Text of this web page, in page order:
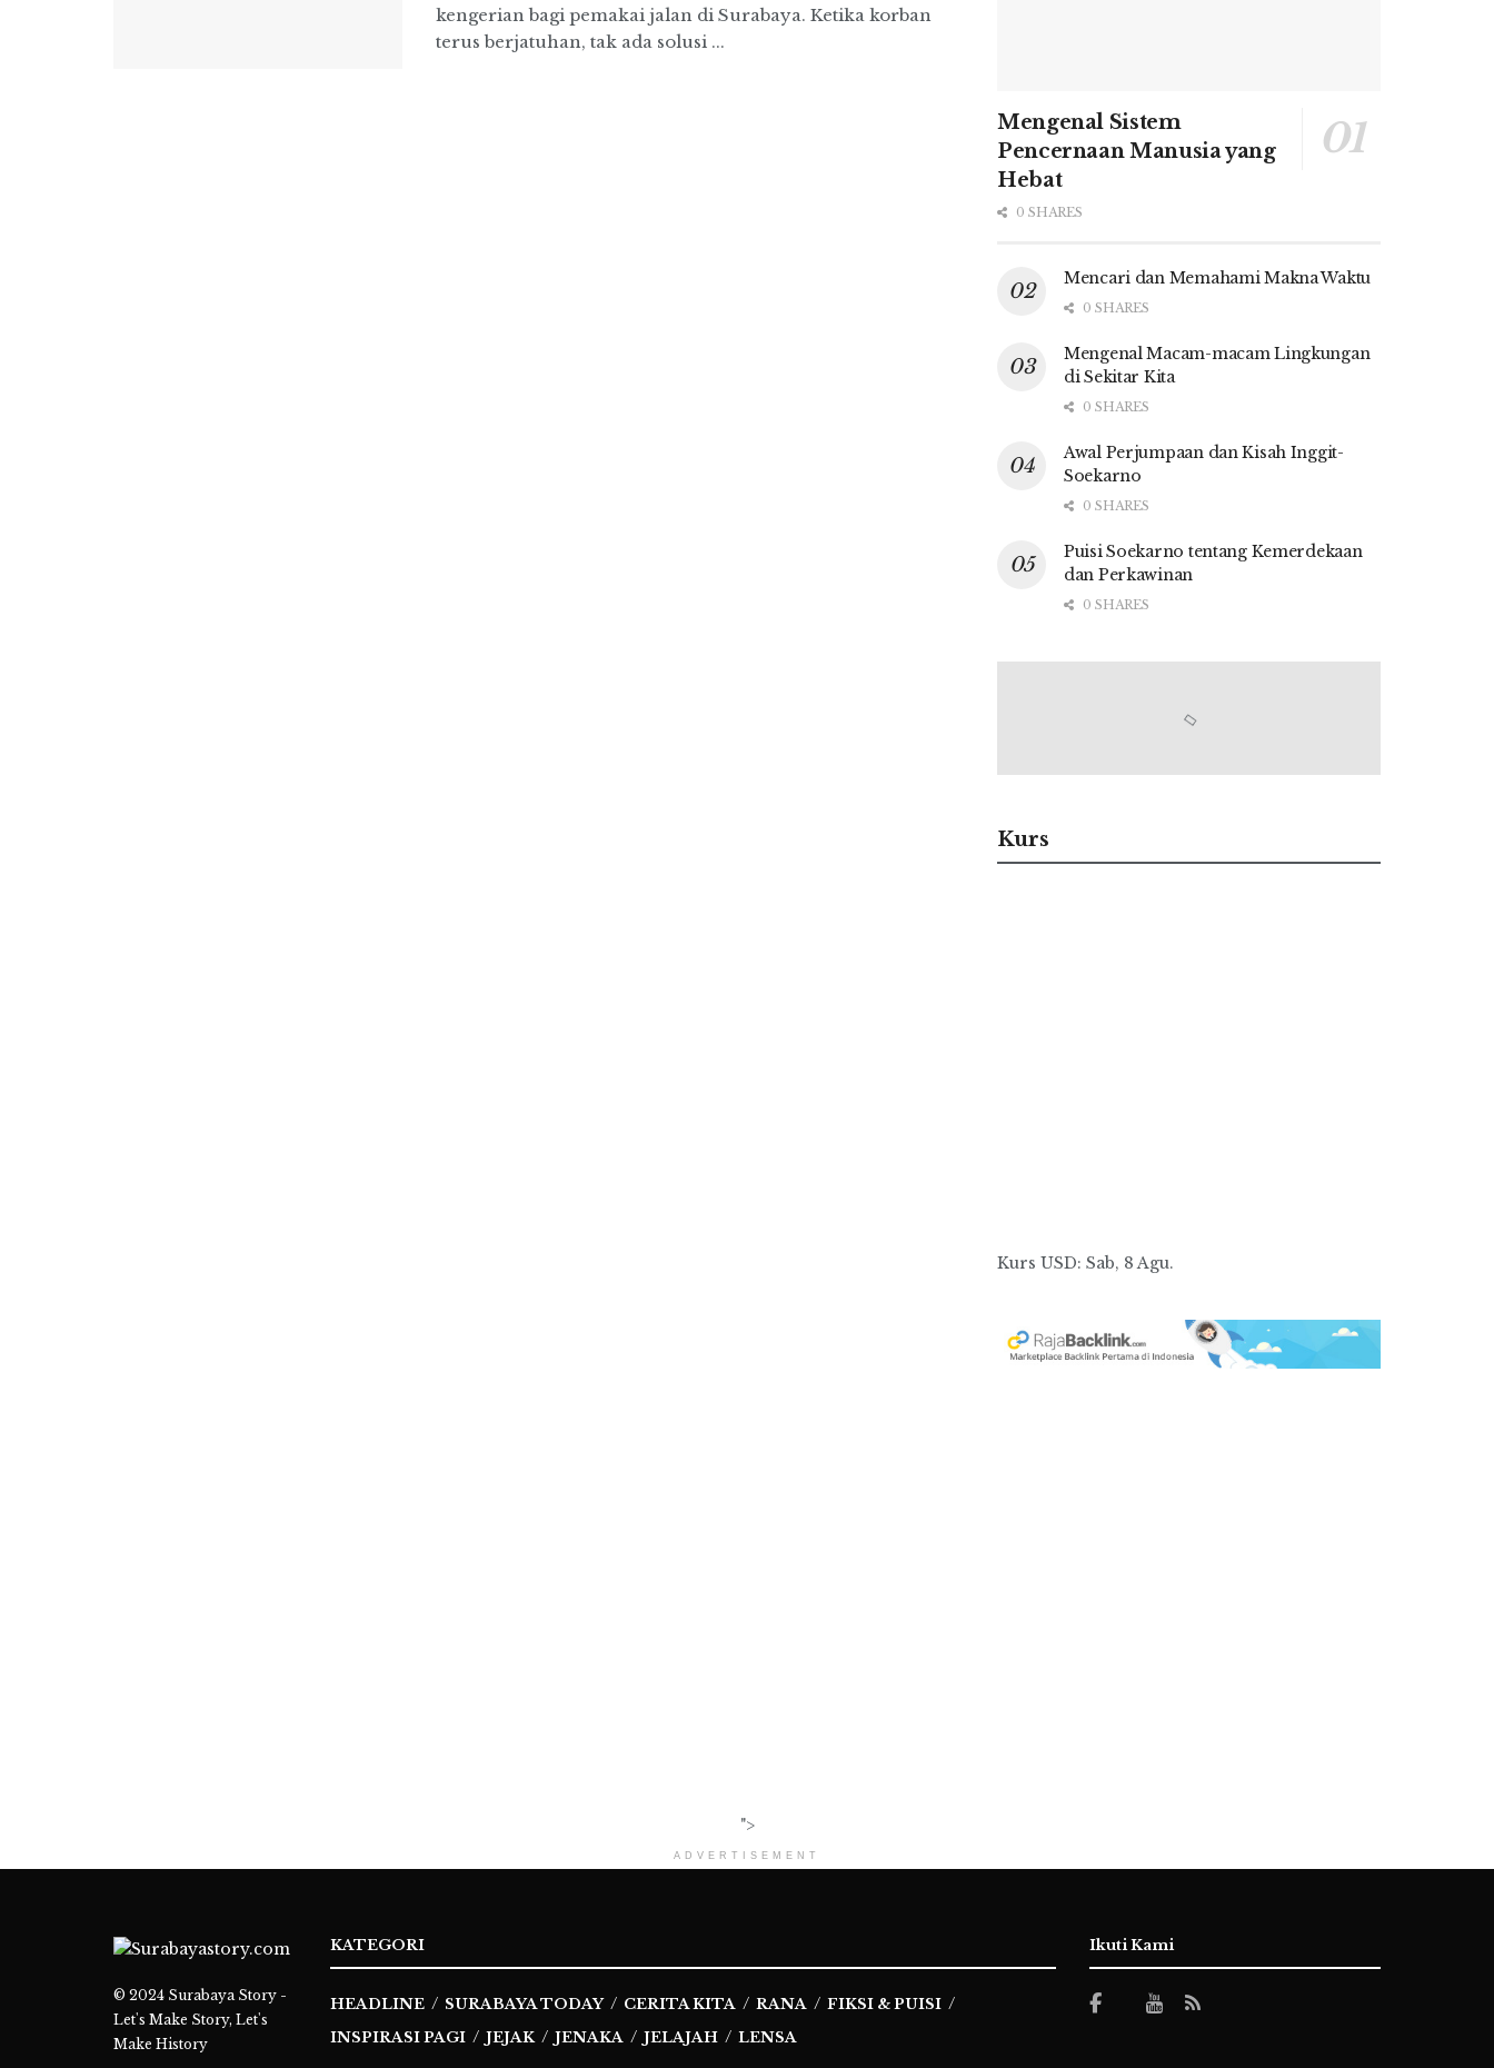
kengerian bagi pemakai jalan di Surabaya. Ketika korban
terus berjatuhan, tak ada solusi ...
Mengenal Sistem
Pencernaan Manusia yang
Hebat
0 SHARES
Mencari dan Memahami Makna Waktu
0 SHARES
Mengenal Macam-macam Lingkungan
di Sekitar Kita
0 SHARES
Awal Perjumpaan dan Kisah Inggit-
Soekarno
0 SHARES
Puisi Soekarno tentang Kemerdekaan
dan Perkawinan
0 SHARES
Kurs
Kurs USD: Sab, 8 Agu.
">
ADVERTISEMENT
© 2024 Surabaya Story -
Let's Make Story, Let's
Make History
KATEGORI
HEADLINE SURABAYA TODAY CERITA KITA RANA
FIKSI & PUISI
INSPIRASI PAGI
JEJAK JENAKA JELAJAH LENSA
Ikuti Kami